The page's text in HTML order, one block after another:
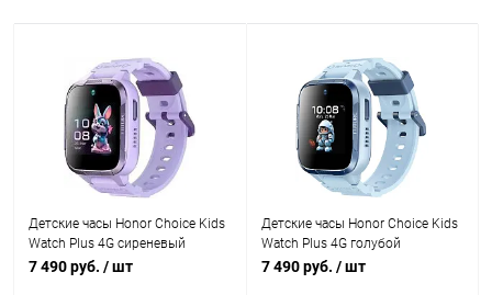
Детские часы Honor Choice Kids
Watch Plus 4G сиреневый
7 490 руб. / шт
Детские часы Honor Choice Kids
Watch Plus 4G голубой
7 490 руб. / шт